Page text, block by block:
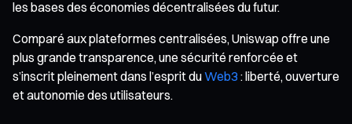
les bases des économies décentralisées du futur.
Comparé aux plateformes centralisées, Uniswap offre une
plus grande transparence, une sécurité renforcée et
s’inscrit pleinement dans l’esprit duWeb3 : liberté, ouverture
et autonomie des utilisateurs.